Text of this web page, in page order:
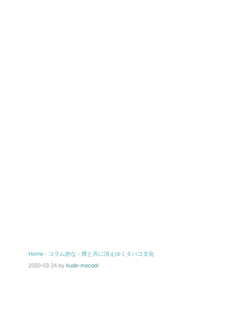
Home › コラム的な › 煙と共に消えゆくタバコ文化
2020-03-24by kudo-mocool